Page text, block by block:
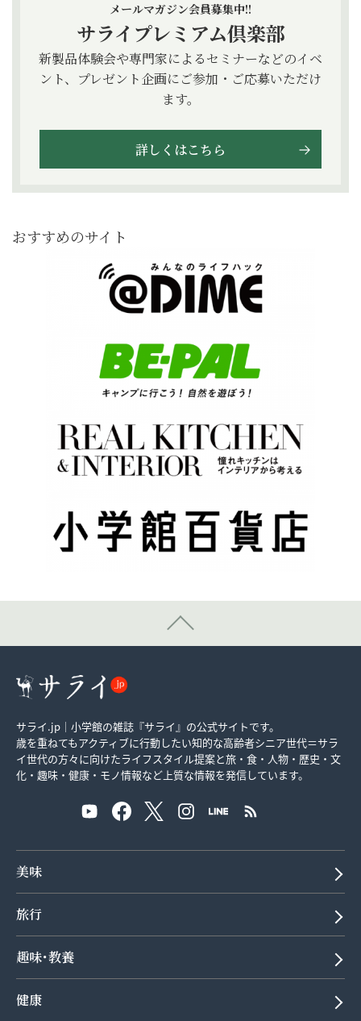
メールマガジン会員募集中!!
サライプレミアム倶楽部
新製品体験会や専門家によるセミナーなどのイベ
ント、プレゼント企画にご参加・ご応募いただけ
ます。
詳しくはこちら
おすすめのサイト
サライ.jp｜小学館の雑誌『サライ』の公式サイトです。
歳を重ねてもアクティブに行動したい知的な高齢者シニア世代＝サラ
イ世代の方々に向けたライフスタイル提案と旅・食・人物・歴史・文
化・趣味・健康・モノ情報など上質な情報を発信しています。
美味
旅行
趣味･教養
健康